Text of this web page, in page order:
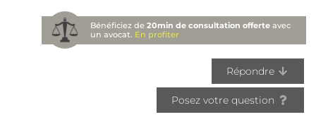
Bénéficiez de20min de consultation offerte avec
un avocat. En profiter
Répondre
Posez votre question